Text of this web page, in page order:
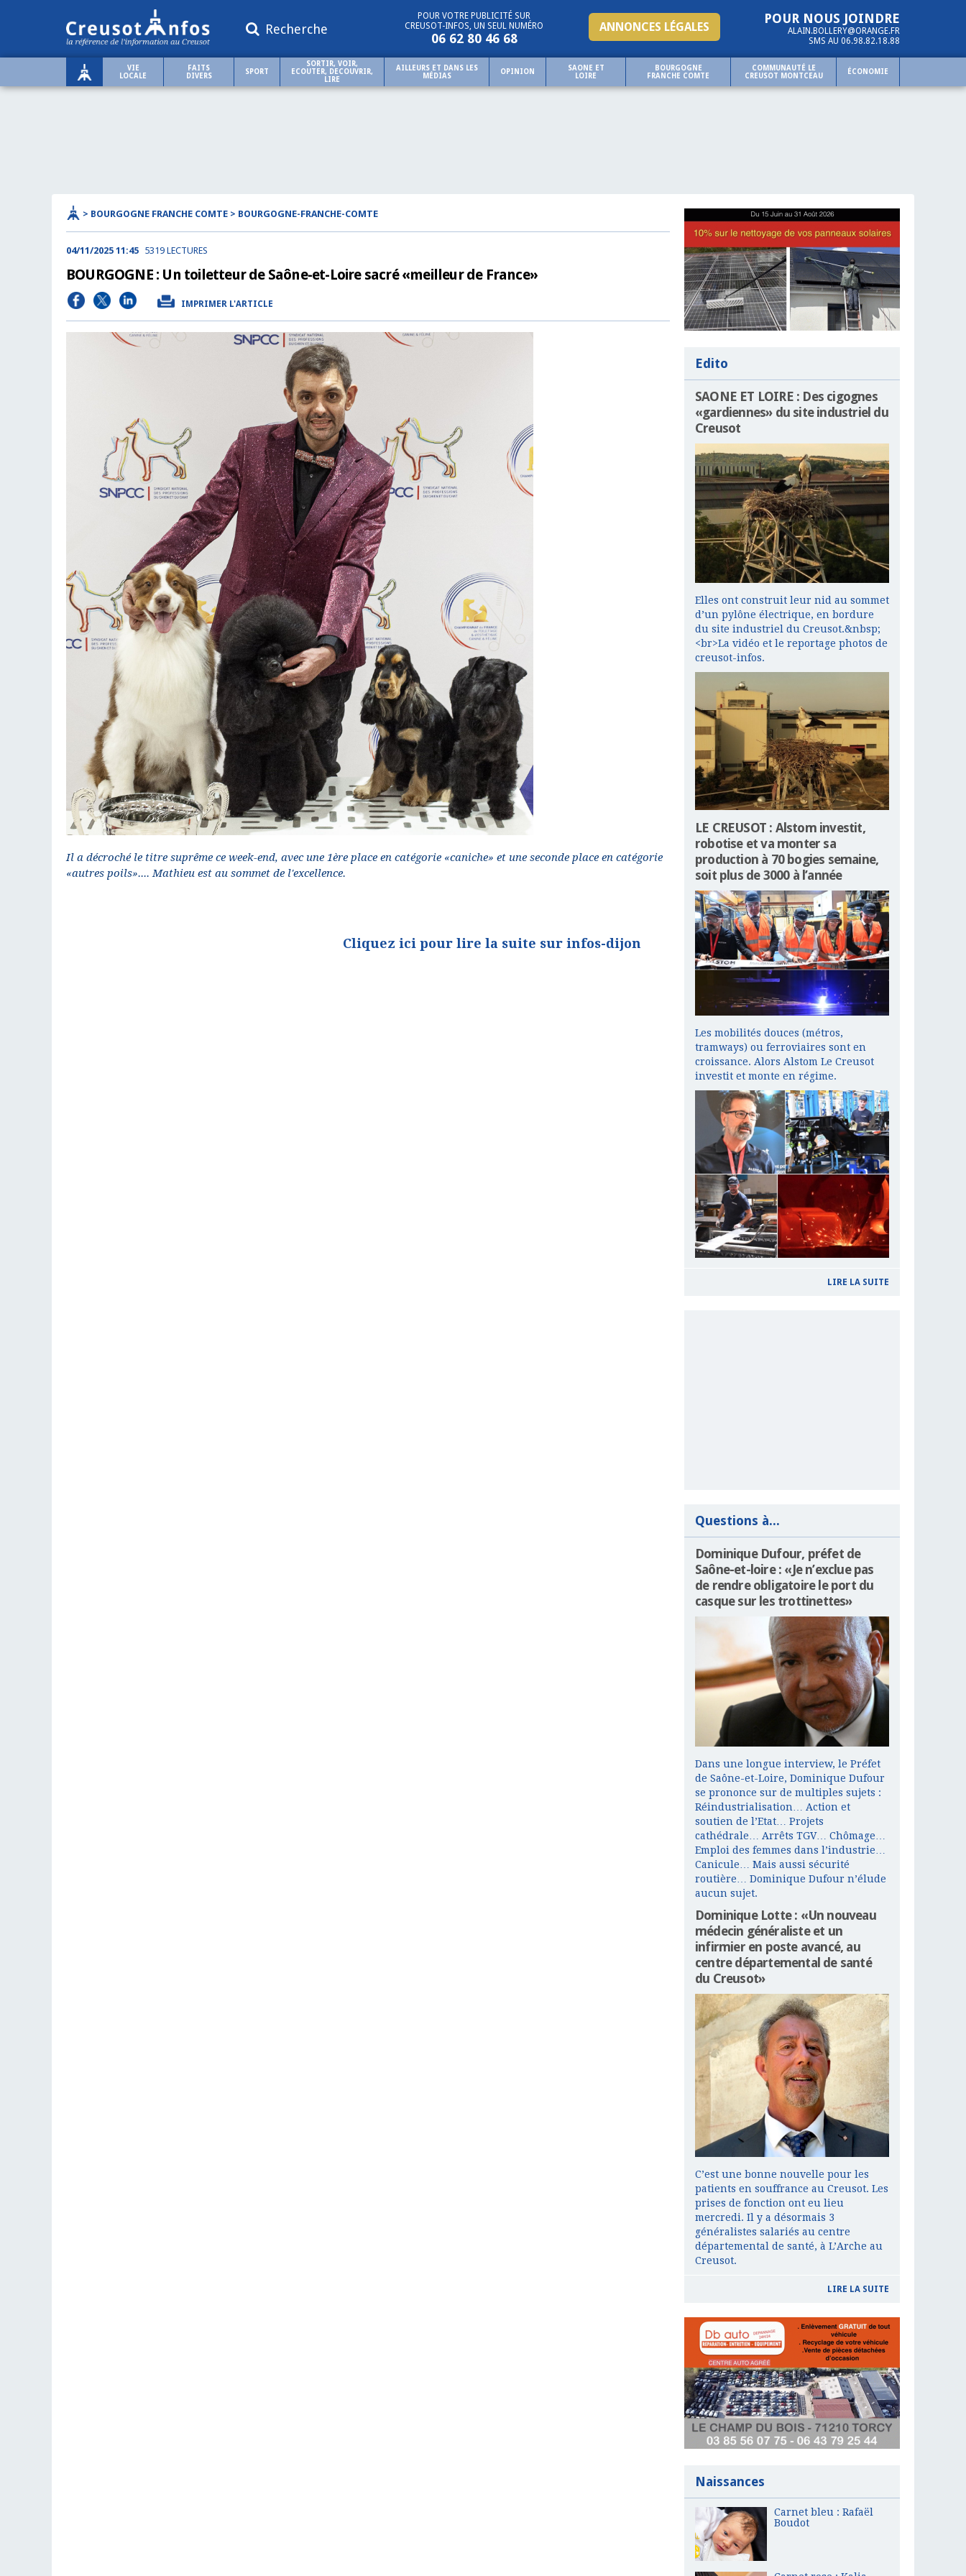
Recherche
POUR NOUS JOINDRE
ALAIN.BOLLERY@ORANGE.FR
SMS AU 06.98.82.18.88
ANNONCES LÉGALES
POUR VOTRE PUBLICITÉ SUR
CREUSOT-INFOS, UN SEUL NUMÉRO
06 62 80 46 68
VIE
LOCALE
FAITS
DIVERS
SPORT
SORTIR, VOIR,
ECOUTER, DECOUVRIR,
LIRE
AILLEURS ET DANS LES
MÉDIAS
OPINION
SAONE ET
LOIRE
BOURGOGNE
FRANCHE COMTE
COMMUNAUTÉ LE
CREUSOT MONTCEAU
ÉCONOMIE
> BOURGOGNE FRANCHE COMTE > BOURGOGNE-FRANCHE-COMTE
04/11/2025 11:45 5319 LECTURES
BOURGOGNE : Un toiletteur de Saône-et-Loire sacré «meilleur de France»
IMPRIMER L'ARTICLE
Il a décroché le titre suprême ce week-end, avec une 1ère place en catégorie «caniche» et une seconde place en catégorie
«autres poils».... Mathieu est au sommet de l'excellence.
Cliquez ici pour lire la suite sur infos-dijon
Edito
SAONE ET LOIRE : Des cigognes
«gardiennes» du site industriel du
Creusot
Elles ont construit leur nid au sommet
d’un pylône électrique, en bordure
du site industriel du Creusot.&nbsp;
<br>La vidéo et le reportage photos de
creusot-infos.
LE CREUSOT : Alstom investit,
robotise et va monter sa
production à 70 bogies semaine,
soit plus de 3000 à l’année
Les mobilités douces (métros,
tramways) ou ferroviaires sont en
croissance. Alors Alstom Le Creusot
investit et monte en régime.
LIRE LA SUITE
Questions à...
Dominique Dufour, préfet de
Saône-et-loire : «Je n’exclue pas
de rendre obligatoire le port du
casque sur les trottinettes»
Dans une longue interview, le Préfet
de Saône-et-Loire, Dominique Dufour
se prononce sur de multiples sujets :
Réindustrialisation… Action et
soutien de l’Etat… Projets
cathédrale… Arrêts TGV… Chômage…
Emploi des femmes dans l’industrie…
Canicule… Mais aussi sécurité
routière… Dominique Dufour n’élude
aucun sujet.
Dominique Lotte : «Un nouveau
médecin généraliste et un
infirmier en poste avancé, au
centre départemental de santé
du Creusot»
C’est une bonne nouvelle pour les
patients en souffrance au Creusot. Les
prises de fonction ont eu lieu
mercredi. Il y a désormais 3
généralistes salariés au centre
départemental de santé, à L’Arche au
Creusot.
LIRE LA SUITE
Naissances
Carnet bleu : Rafaël
Boudot